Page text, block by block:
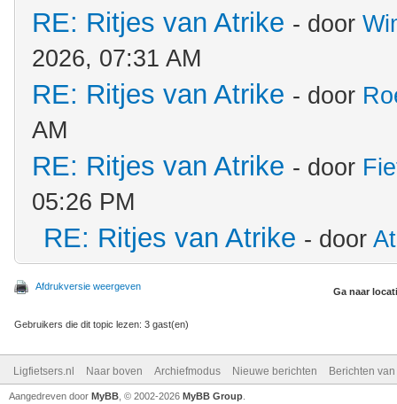
RE: Ritjes van Atrike - door
2026, 07:31 AM
RE: Ritjes van Atrike - door
AM
RE: Ritjes van Atrike - door
05:26 PM
RE: Ritjes van Atrike - door
Afdrukversie weergeven Ga naar
Gebruikers die dit topic lezen: 3 gast(en)
Ligfietsers.nl Naar boven Archiefmodus Nieuwe berichten Berichten
Aangedreven door MyBB , © 2002-2026 MyBB Group